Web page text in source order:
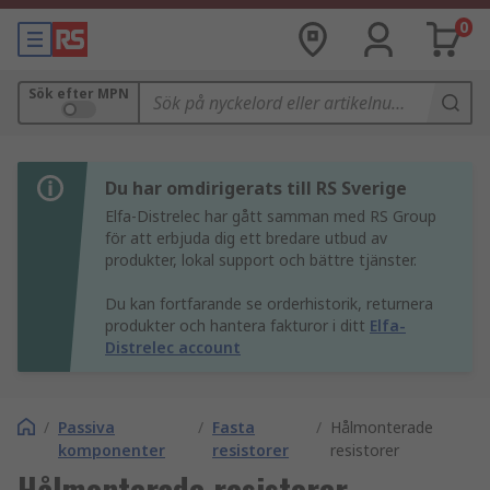
0
Sök efter MPN
Du har omdirigerats till RS Sverige
Elfa-Distrelec har gått samman med RS Group
för att erbjuda dig ett bredare utbud av
produkter, lokal support och bättre tjänster.
Du kan fortfarande se orderhistorik, returnera
produkter och hantera fakturor i ditt Elfa-
Distrelec account
/ Passiva
komponenter
/ Fasta
resistorer
/ Hålmonterade
resistorer